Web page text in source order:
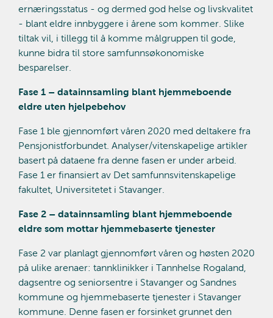
ernæringsstatus - og dermed god helse og livskvalitet
- blant eldre innbyggere i årene som kommer. Slike
tiltak vil, i tillegg til å komme målgruppen til gode,
kunne bidra til store samfunnsøkonomiske
besparelser.
Fase 1 – datainnsamling blant hjemmeboende
eldre uten hjelpebehov
Fase 1 ble gjennomført våren 2020 med deltakere fra
Pensjonistforbundet. Analyser/vitenskapelige artikler
basert på dataene fra denne fasen er under arbeid.
Fase 1 er finansiert av Det samfunnsvitenskapelige
fakultet, Universitetet i Stavanger.
Fase 2 – datainnsamling blant hjemmeboende
eldre som mottar hjemmebaserte tjenester
Fase 2 var planlagt gjennomført våren og høsten 2020
på ulike arenaer: tannklinikker i Tannhelse Rogaland,
dagsentre og seniorsentre i Stavanger og Sandnes
kommune og hjemmebaserte tjenester i Stavanger
kommune. Denne fasen er forsinket grunnet den